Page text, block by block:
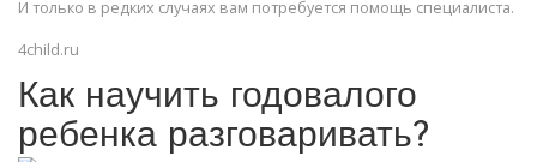
И только в редких случаях вам потребуется помощь специалиста.
4child.ru
Как научить годовалого
ребенка разговаривать?